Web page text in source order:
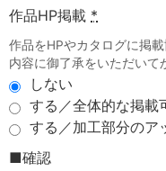
作品HP掲載 *
作品をHPやカタログに掲
内容に御了承をいただいて
しない
する／全体的な掲載
する／加工部分のア
■確認